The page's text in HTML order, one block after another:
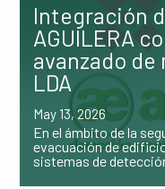
Integración
AGUILERA
avanzado de
LDA
May 13, 2026
En el ámbito de la
evacuación de
sistemas de